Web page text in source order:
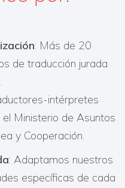
: Más de 20
de traducción jurada
intérpretes
Ministerio de Asuntos
y Cooperación.
: Adaptamos nuestros
específicas de cada